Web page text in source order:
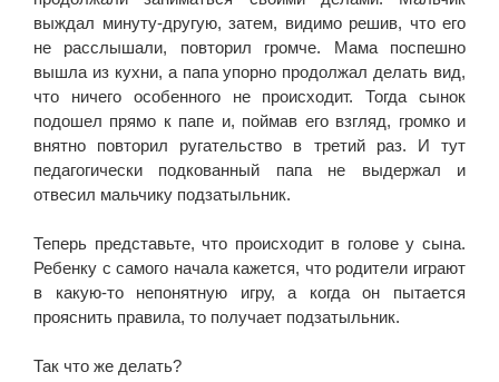
выждал минуту-другую, затем, видимо решив, что его
не расслышали, повторил громче. Мама поспешно
вышла из кухни, а папа упорно продолжал делать вид,
что ничего особенного не происходит. Тогда сынок
подошел прямо к папе и, поймав его взгляд, громко и
внятно повторил ругательство в третий раз. И тут
педагогически подкованный папа не выдержал и
отвесил мальчику подзатыльник.
Теперь представьте, что происходит в голове у сына.
Ребенку с самого начала кажется, что родители играют
в какую-то непонятную игру, а когда он пытается
прояснить правила, то получает подзатыльник.
Так что же делать?